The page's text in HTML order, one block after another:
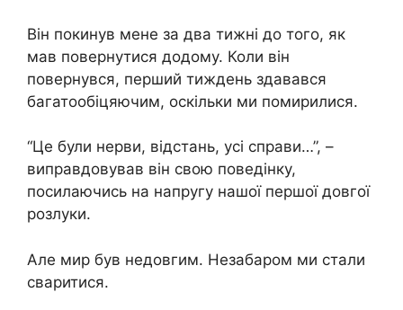
Він покинув мене за два тижні до того, як
мав повернутися додому. Коли він
повернувся, перший тиждень здавався
багатообіцяючим, оскільки ми помирилися.
“Це були нерви, відстань, усі справи…”, –
виправдовував він свою поведінку,
посилаючись на напругу нашої першої довгої
розлуки.
Але мир був недовгим. Незабаром ми стали
сваритися.